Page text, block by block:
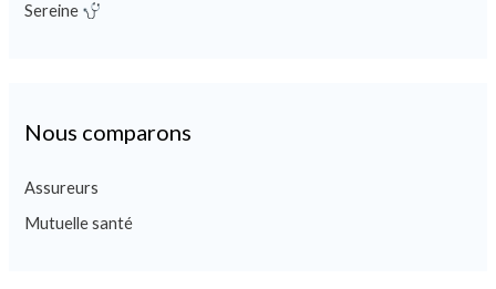
Sereine
Nous comparons
Assureurs
Mutuelle santé